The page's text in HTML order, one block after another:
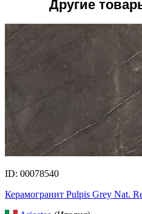
Другие
ID: 00078540
Керамогранит Pulpis Grey Nat.